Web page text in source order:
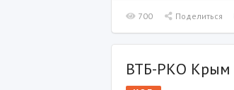
700 Поделиться
ВТБ-РКО Крым